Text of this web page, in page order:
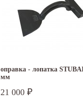
оправка - лопатка
мм
21 000 ₽